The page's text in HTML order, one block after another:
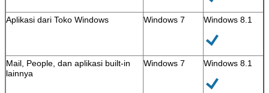
Aplikasi dari Toko Windows Windows 7 Windows 8.1
Mail, People, dan aplikasi built-in
lainnya
Windows 7 Windows 8.1